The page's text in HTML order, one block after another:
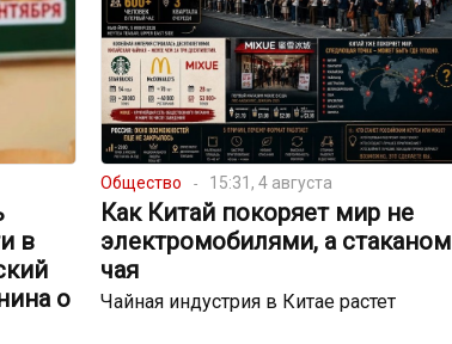
в
о
Общество 15:31, 4 августа
Как Китай покоряет мир не
электромобилями, а стаканом
чая
Чайная индустрия в Китае растет